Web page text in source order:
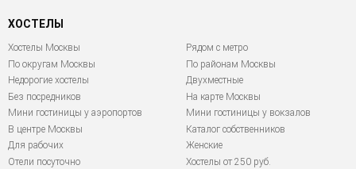
ХОСТЕЛЫ
Хостелы Москвы
По округам Москвы
Недорогие хостелы
Без посредников
Мини гостиницы у аэропортов
В центре Москвы
Для рабочих
Отели посуточно
Рядом с метро
По районам Москвы
Двухместные
На карте Москвы
Мини гостиницы у вокзалов
Каталог собственников
Женские
Хостелы от 250 руб.